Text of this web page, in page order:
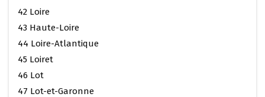
42 Loire
43 Haute-Loire
44 Loire-Atlantique
45 Loiret
46 Lot
47 Lot-et-Garonne